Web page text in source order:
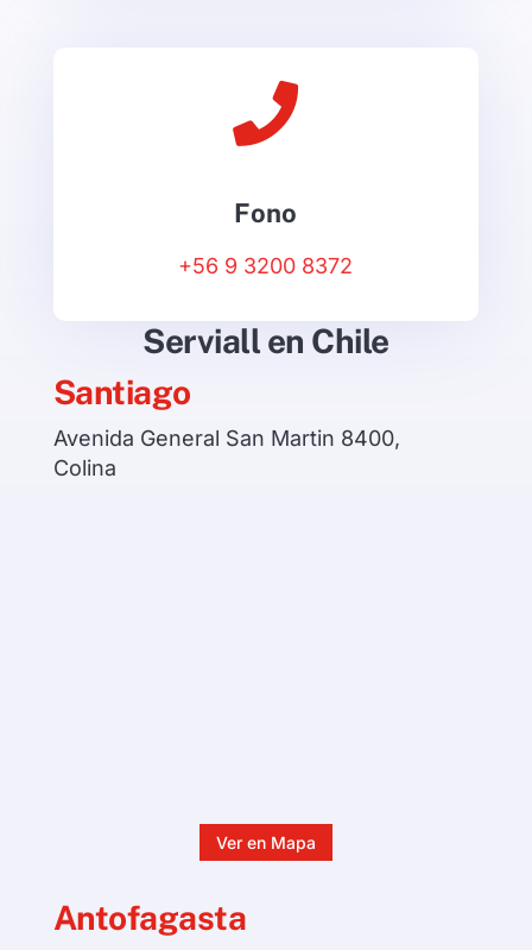

Fono
+56 9 3200 8372
Serviall en Chile
Santiago
Avenida General San Martin 8400,
Colina
Ver en Mapa
Antofagasta